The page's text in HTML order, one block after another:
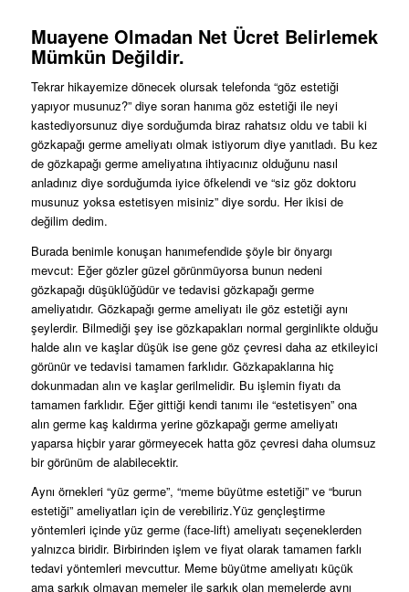
Muayene Olmadan Net Ücret Belirlemek
Mümkün Değildir.
Tekrar hikayemize dönecek olursak telefonda “göz estetiği
yapıyor musunuz?” diye soran hanıma göz estetiği ile neyi
kastediyorsunuz diye sorduğumda biraz rahatsız oldu ve tabii ki
gözkapağı germe ameliyatı olmak istiyorum diye yanıtladı. Bu kez
de gözkapağı germe ameliyatına ihtiyacınız olduğunu nasıl
anladınız diye sorduğumda iyice öfkelendi ve “siz göz doktoru
musunuz yoksa estetisyen misiniz” diye sordu. Her ikisi de
değilim dedim.
Burada benimle konuşan hanımefendide şöyle bir önyargı
mevcut: Eğer gözler güzel görünmüyorsa bunun nedeni
gözkapağı düşüklüğüdür ve tedavisi gözkapağı germe
ameliyatıdır. Gözkapağı germe ameliyatı ile göz estetiği aynı
şeylerdir. Bilmediği şey ise gözkapakları normal gerginlikte olduğu
halde alın ve kaşlar düşük ise gene göz çevresi daha az etkileyici
görünür ve tedavisi tamamen farklıdır. Gözkapaklarına hiç
dokunmadan alın ve kaşlar gerilmelidir. Bu işlemin fiyatı da
tamamen farklıdır. Eğer gittiği kendi tanımı ile “estetisyen” ona
alın germe kaş kaldırma yerine gözkapağı germe ameliyatı
yaparsa hiçbir yarar görmeyecek hatta göz çevresi daha olumsuz
bir görünüm de alabilecektir.
Aynı örnekleri “yüz germe”, “meme büyütme estetiği” ve “burun
estetiği” ameliyatları için de verebiliriz.Yüz gençleştirme
yöntemleri içinde yüz germe (face-lift) ameliyatı seçeneklerden
yalnızca biridir. Birbirinden işlem ve fiyat olarak tamamen farklı
tedavi yöntemleri mevcuttur. Meme büyütme ameliyatı küçük
ama sarkık olmayan memeler ile sarkık olan memelerde aynı